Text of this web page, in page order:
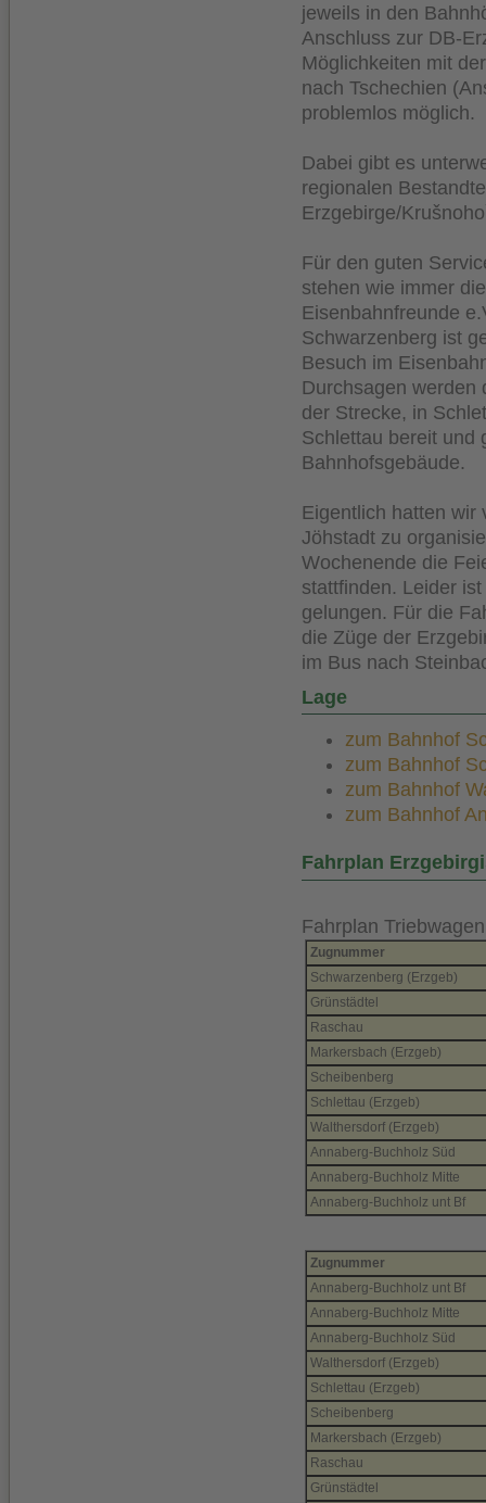
jeweils in den
Anschluss zur DB-
Möglichkeiten mit
nach Tschechien
problemlos möglich.
Dabei gibt es
regionalen
Erzgebirge/
Für den guten
stehen wie immer
Eisenbahnfreunde
Schwarzenberg ist
Besuch im
Durchsagen werden
der Strecke, in
Schlettau bereit und
Bahnhofsgebäude.
Eigentlich hatten wir
Jöhstadt zu
Wochenende die
stattfinden. Leider
gelungen. Für die
die Züge der
im Bus nach
Lage
zum Bahnhof
zum Bahnhof
zum Bahnhof
zum Bahnhof
Fahrplan
Fahrplan
Zugnummer
Schwarzenberg (Erzgeb)
Grünstädtel
Raschau
Markersbach (Erzgeb)
Scheibenberg
Schlettau (Erzgeb)
Walthersdorf (Erzgeb)
Annaberg-Buchholz Süd
Annaberg-Buchholz Mitte
Annaberg-Buchholz unt Bf
Zugnummer
Annaberg-Buchholz unt Bf
Annaberg-Buchholz Mitte
Annaberg-Buchholz Süd
Walthersdorf (Erzgeb)
Schlettau (Erzgeb)
Scheibenberg
Markersbach (Erzgeb)
Raschau
Grünstädtel